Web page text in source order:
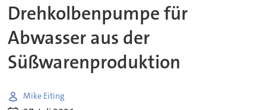
Drehkolbenpumpe für
Abwasser aus der
Süßwarenproduktion
Mike Eiting